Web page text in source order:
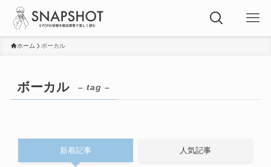
ホーム ボーカル
ボーカル – tag –
新着記事 人気記事